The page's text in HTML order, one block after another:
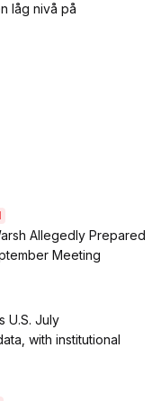
låg nivå på
Allegedly Prepared
Meeting
U.S. July
with institutional